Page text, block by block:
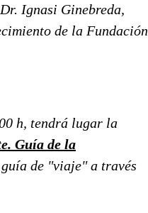
Ignasi Ginebreda,
de la Fundación
h, tendrá lugar la
Guía de la
de "viaje" a través